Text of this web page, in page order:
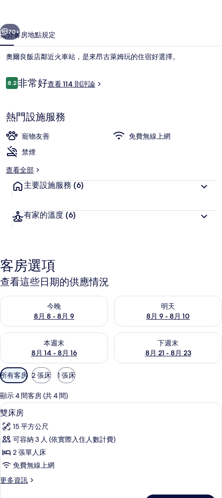
片
集
每日付費供應吃到飽自助式早餐
個 下一個
70+
簡介客房地點規定
奧爾良飯店鄰近火車站，是來昂古萊姆玩的住宿好選擇。
評
論
8.28.2 分，滿分 10 分，
非常好查看 114 則評論
熱門設施服務
寵物友善
免費無線上網
禁煙
查看全部
主要設施服務 (6)
有家的溫度 (6)
客房選項
查看這些日期的供應情況
今晚
8月 8 - 8月 9
查看今晚 (8月 8 - 8月 9) 的供應情況
明天
8月 9 - 8月 10
查看明天 (8月 9 - 8月 10) 的供
本週末
8月 14 - 8月 16
查看本週末 (8月 14 - 8月 16) 的供應情況
下週末
8月 21 - 8月 23
查看下週末 (8月 21 - 8月 23)
可
用
的
客
房
篩
選
條
所有客房 2 張床 1 張床
顯示 4 間客房 (共 4 間)
顯
示
雙
床
房
所
雙床房 | 書桌、隔音、熨斗/熨衣板、
6
雙床房
15 平方公尺
可容納 3 人 (依實際入住人數計費)
2 張單人床
免費無線上網
更多資訊
更